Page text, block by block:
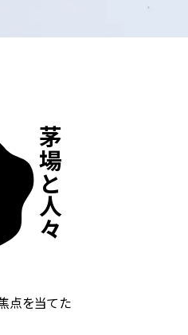
茅場と人々
点を当てた